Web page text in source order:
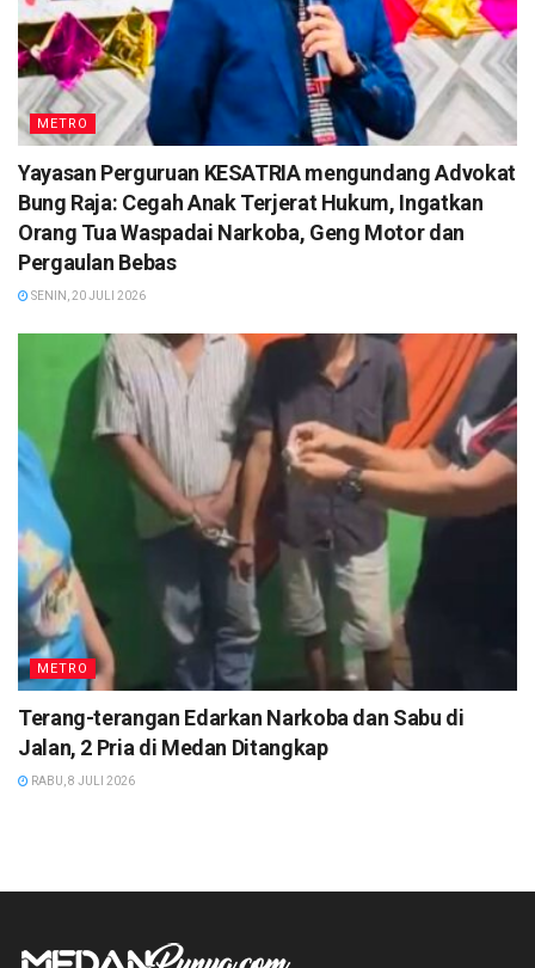
METRO
Yayasan Perguruan KESATRIA mengundang Advokat
Bung Raja: Cegah Anak Terjerat Hukum, Ingatkan
Orang Tua Waspadai Narkoba, Geng Motor dan
Pergaulan Bebas
SENIN, 20 JULI 2026
METRO
Terang-terangan Edarkan Narkoba dan Sabu di
Jalan, 2 Pria di Medan Ditangkap
RABU, 8 JULI 2026